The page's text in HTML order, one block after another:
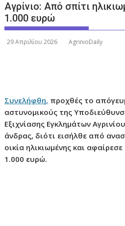
Aγρίνιο: Aπό σπίτι
1.000 ευρώ
29 Απριλίου 2026 AgrinioDaily
Συνελήφθη, προχθές το
αστυνομικούς της
Εξιχνίασης Εγκλημάτων
άνδρας, διότι εισήλθε από
οικία ηλικιωμένης και
1.000 ευρώ.